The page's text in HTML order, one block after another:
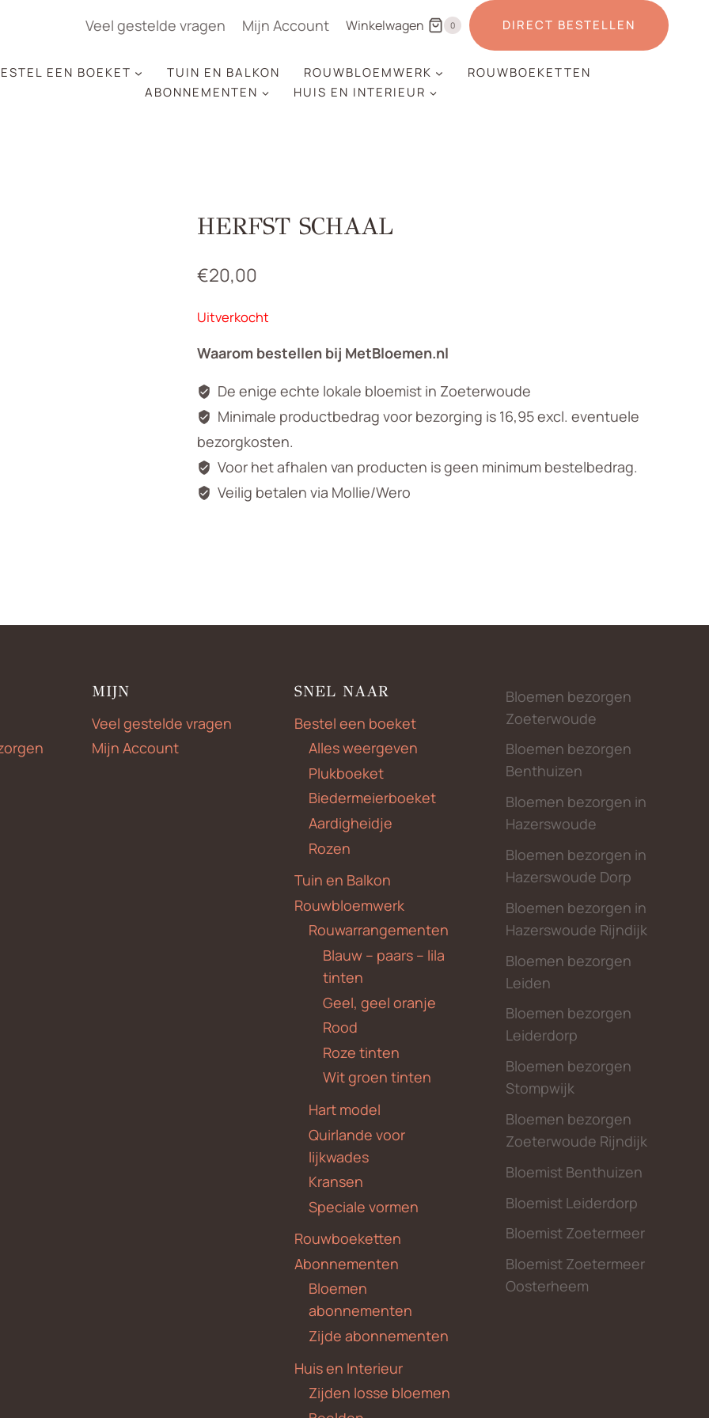
Veel gestelde vragen Mijn Account Winkelwagen 0 DIRECT BESTELLEN
EEN BOEKET TUIN EN BALKON ROUWBLOEMWERK
ROUWBOEKETTEN
ABONNEMENTEN
HUIS EN INTERIEUR
HERFST SCHAAL
€20,00
Uitverkocht
Waarom bestellen bij MetBloemen.nl
De enige echte lokale bloemist in Zoeterwoude
Minimale productbedrag voor bezorging is 16,95 excl. eventuele
bezorgkosten.
Voor het afhalen van producten is geen minimum bestelbedrag.
Veilig betalen via Mollie/Wero
MIJN
Veel gestelde vragen
Mijn Account
SNEL NAAR
Bestel een boeket
Alles weergeven
Plukboeket
Biedermeierboeket
Aardigheidje
Rozen
Tuin en Balkon
Rouwbloemwerk
Rouwarrangementen
Blauw – paars – lila
tinten
Geel, geel oranje
Rood
Roze tinten
Wit groen tinten
Hart model
Quirlande voor
lijkwades
Kransen
Speciale vormen
Rouwboeketten
Abonnementen
Bloemen
abonnementen
Zijde abonnementen
Huis en Interieur
Zijden losse bloemen
Bloemen bezorgen
Zoeterwoude
Bloemen bezorgen
Benthuizen
Bloemen bezorgen in
Hazerswoude
Bloemen bezorgen in
Hazerswoude Dorp
Bloemen bezorgen in
Hazerswoude Rijndijk
Bloemen bezorgen
Leiden
Bloemen bezorgen
Leiderdorp
Bloemen bezorgen
Stompwijk
Bloemen bezorgen
Zoeterwoude Rijndijk
Bloemist Benthuizen
Bloemist Leiderdorp
Bloemist Zoetermeer
Bloemist Zoetermeer
Oosterheem